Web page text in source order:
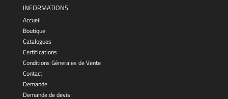
INFORMATIONS
Accueil
Boutique
Catalogues
Certifications
Conditions Génerales de Vente
Contact
Demande
Demande de devis